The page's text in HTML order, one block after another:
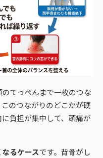
てっぺんまで一枚のつな
のつながりのどこかが硬
負担が集中して、頭痛が
るケースです。背骨がし